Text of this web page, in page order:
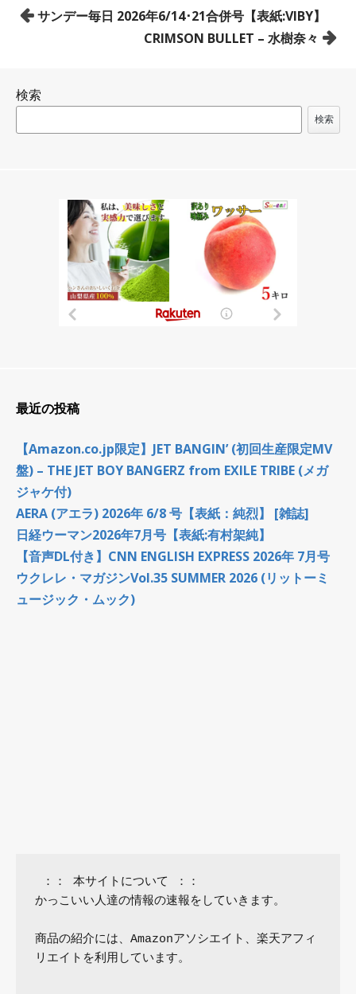
投
ゲ
サンデー毎日 2026年6/14･21合併号【表紙:VIBY】
CRIMSON BULLET – 水樹奈々
検索
検索
最近の投稿
【Amazon.co.jp限定】JET BANGIN’ (初回生産限定MV
盤) – THE JET BOY BANGERZ from EXILE TRIBE (メガ
ジャケ付)
AERA (アエラ) 2026年 6/8 号【表紙：純烈】 [雑誌]
日経ウーマン2026年7月号【表紙:有村架純】
【音声DL付き】CNN ENGLISH EXPRESS 2026年 7月号
ウクレレ・マガジンVol.35 SUMMER 2026 (リットーミ
ュージック・ムック)
かっこいい人達の情報の速報をしていきます。
商品の紹介には、Amazonアソシエイト、楽天アフィ
リエイトを利用しています。